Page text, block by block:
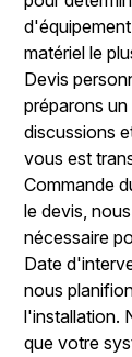
matériel le
Devis
préparons
discussions
vous est
Commande
le devis,
nécessaire
Date
nous
l'installation.
que votre